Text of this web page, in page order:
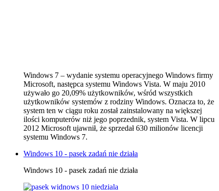
Windows 7 – wydanie systemu operacyjnego Windows firmy
Microsoft, następca systemu Windows Vista. W maju 2010
używało go 20,09% użytkowników, wśród wszystkich
użytkowników systemów z rodziny Windows. Oznacza to, że
system ten w ciągu roku został zainstalowany na większej
ilości komputerów niż jego poprzednik, system Vista. W lipcu
2012 Microsoft ujawnił, że sprzedał 630 milionów licencji
systemu Windows 7.
Windows 10 - pasek zadań nie działa
Windows 10 - pasek zadań nie działa